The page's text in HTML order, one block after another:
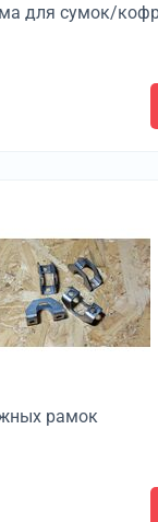
для сумок/
рамок